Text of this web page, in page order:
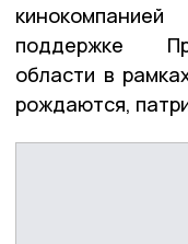
поддержке
области в
рождаются,